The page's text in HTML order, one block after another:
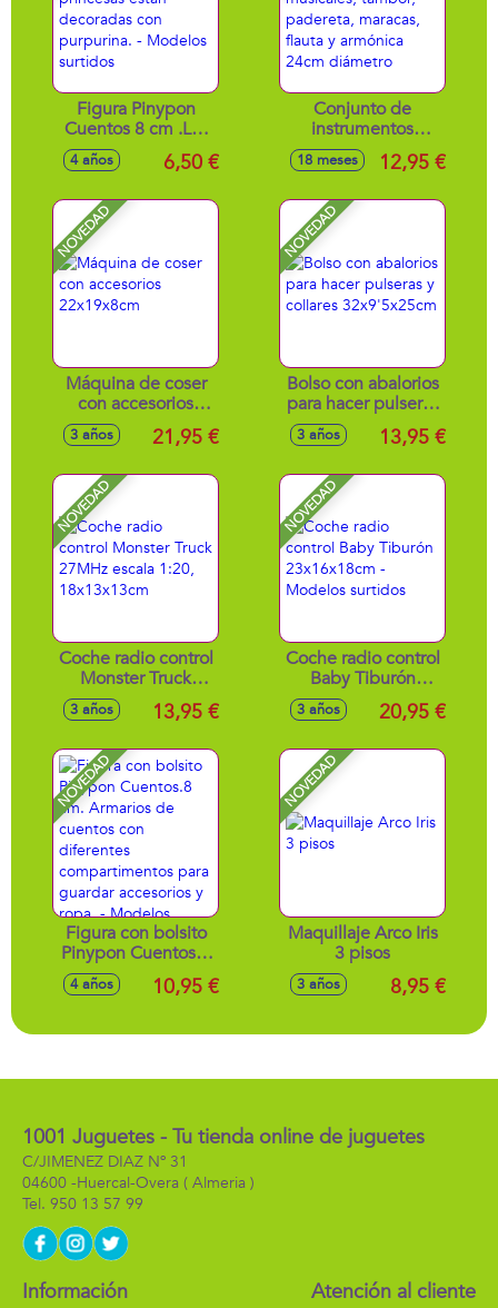
Figura Pinypon
Cuentos 8 cm .Las
princesas están
decoradas con
Modelos surtidos
4 años 6,50 €
Conjunto de
instrumentos
musicales, tambor,
padereta, maracas,
24cm diámetro
18 meses 12,95 €
NOVEDAD
Máquina de coser
con accesorios
22x19x8cm
3 años 21,95 €
NOVEDAD
Bolso con abalorios
para hacer pulseras
y collares
32x9'5x25cm
3 años 13,95 €
NOVEDAD
Coche radio control
Monster Truck
27MHz escala 1:20,
18x13x13cm
3 años 13,95 €
NOVEDAD
Coche radio control
Baby Tiburón
23x16x18cm -
Modelos surtidos
3 años 20,95 €
NOVEDAD
Figura con bolsito
Pinypon Cuentos.8
cm. Armarios de
cuentos con
compartimentos
accesorios y ropa. -
4 años 10,95 €
NOVEDAD
Maquillaje Arco Iris
3 pisos
3 años 8,95 €
1001 Juguetes - Tu tienda online de juguetes
C/JIMENEZ DIAZ Nº 31
04600 -Huercal-Overa ( Almeria )
950 13 57 99
Información Atención al cliente